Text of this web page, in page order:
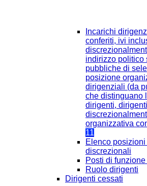
Incarichi
conferiti, ivi
indirizzo politico
pubbliche di
posizione
dirigenziali (da
che distinguano
dirigenti,
organizzativa
11
Elenco
discrezionali
Posti di
Ruolo dirigenti
Dirigenti cessati